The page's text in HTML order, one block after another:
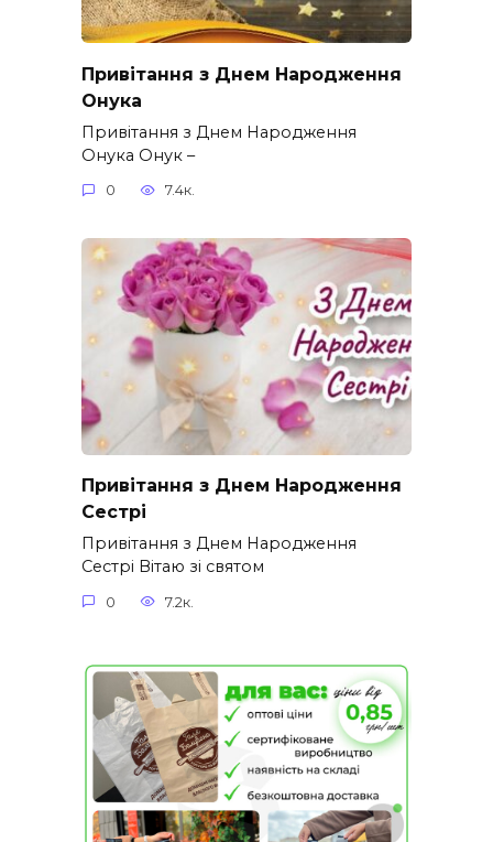
Привітання з Днем Народження
Онука
Привітання з Днем Народження
Онука Онук –
0 7.4к.
Привітання з Днем Народження
Сестрі
Привітання з Днем Народження
Сестрі Вітаю зі святом
0 7.2к.